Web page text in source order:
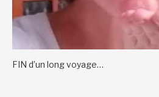
FIN d’un long voyage…